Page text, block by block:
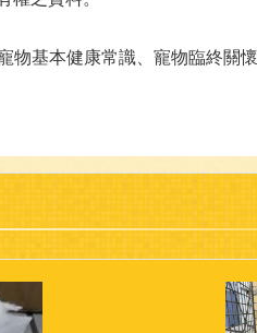
物基本健康常識、寵物臨終關